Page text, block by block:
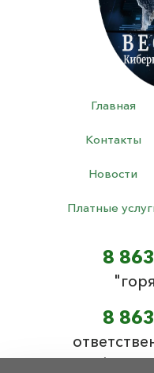
Главная
Контакты
Новости
Платные
8
8